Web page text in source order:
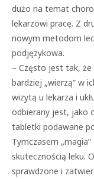
dużo na temat
lekarzowi pracę. Z
nowym metodom
podjęzykowa.
– Często jest tak, że
bardziej „wierzą” w
wizytą u lekarza i
odbierany jest, jako
tabletki podawane
Tymczasem
skutecznością leku.
sprawdzone i